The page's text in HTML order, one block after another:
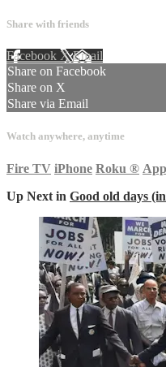
Share with friends
Facebook XEmail
Share on Facebook
Share on X
Share via Email
Watch anywhere, anytime
Fire TV iPhone Roku ®
Up Next in Good old days